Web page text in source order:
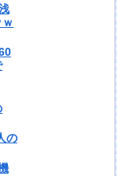
の